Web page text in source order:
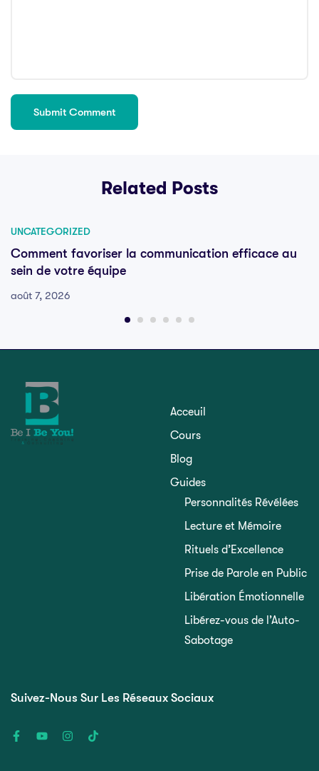
Related Posts
UNCATEGORIZED
Comment favoriser la communication efficace au
sein de votre équipe
août 7, 2026
Acceuil
Cours
Blog
Guides
Personnalités Révélées
Lecture et Mémoire
Rituels d’Excellence
Prise de Parole en Public
Libération Émotionnelle
Libérez-vous de l’Auto-
Sabotage
Suivez-Nous Sur Les Réseaux Sociaux